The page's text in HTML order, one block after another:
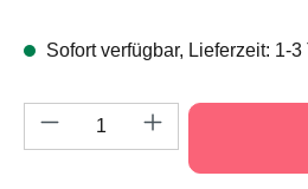
Sofort verfügbar, Lieferzeit: 1-3
Produkt Anzahl: Gib